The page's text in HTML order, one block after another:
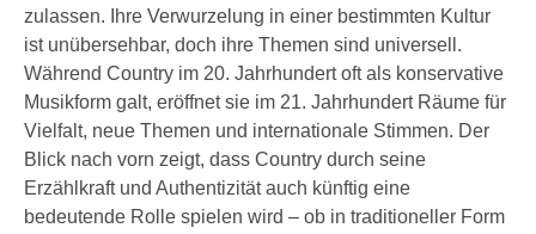
zulassen. Ihre Verwurzelung in einer bestimmten Kultur
ist unübersehbar, doch ihre Themen sind universell.
Während Country im 20. Jahrhundert oft als konservative
Musikform galt, eröffnet sie im 21. Jahrhundert Räume für
Vielfalt, neue Themen und internationale Stimmen. Der
Blick nach vorn zeigt, dass Country durch seine
Erzählkraft und Authentizität auch künftig eine
bedeutende Rolle spielen wird – ob in traditioneller Form